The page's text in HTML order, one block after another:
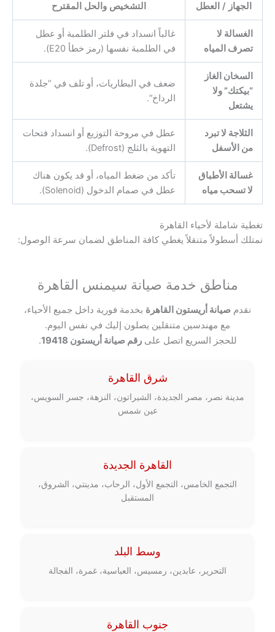
الجهاز / العطل
التشخيص والحل المقترح
الغسالة لا
تصرف المياه
غالباً انسداد في فلتر الطلمبة أو عطل
في الطلمبة نفسها (رمز خطأ E20).
السخان الغاز
“بيكتك” ولا
يشتعل
ضعف في البطاريات، أو تلف في “جلدة
الرداخ”.
الثلاجة لا تبرد
من الأسفل
عطل في مروحة التوزيع أو انسداد فتحات
التهوية بالثلج (Defrost).
غسالة الأطباق
لا تسحب مياه
تأكد من ضغط المياه، أو قد يكون هناك
عطل في صمام الدخول (Solenoid).
تغطية شاملة لأحياء القاهرة
نمتلك أسطولاً متنقلاً يغطي كافة المناطق لضمان سرعة الوصول:
مناطق خدمة صيانة سيمنس القاهرة
نقدم صيانة أريستون القاهرة بخدمة فورية داخل جميع الأحياء،
مع مهندسين متنقلين يصلون إليك في نفس اليوم.
للحجز السريع اتصل علىرقم صيانة أريستون 19418 .
شرق القاهرة
مدينة نصر، مصر الجديدة، الشيراتون، النزهة، جسر السويس،
عين شمس
القاهرة الجديدة
التجمع الخامس، التجمع الأول، الرحاب، مدينتي، الشروق،
المستقبل
وسط البلد
التحرير، عابدين، رمسيس، العباسية، غمرة، الفجالة
جنوب القاهرة